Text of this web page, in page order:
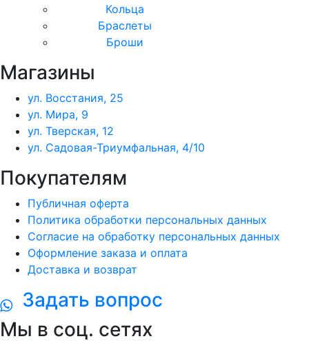
Кольца
Браслеты
Броши
Магазины
ул. Восстания, 25
ул. Мира, 9
ул. Тверская, 12
ул. Садовая-Триумфальная, 4/10
Покупателям
Публичная оферта
Политика обработки персональных данных
Согласие на обработку персональных данных
Оформление заказа и оплата
Доставка и возврат
Задать вопрос
Мы в соц. сетях